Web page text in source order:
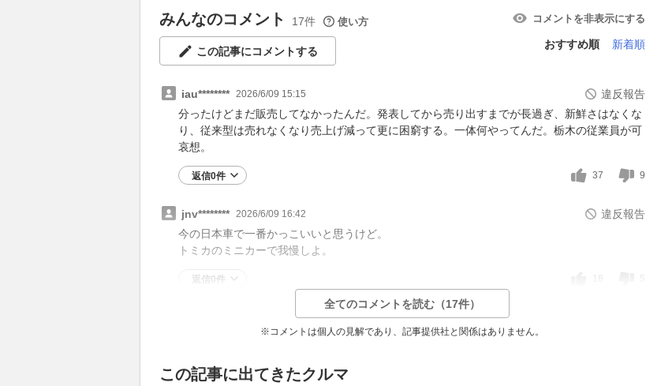
みんなのコメント 17件 使い方 コメントを非表示にする
この記事にコメントする
おすすめ順 新着順
iau******** 2026/6/09 15:15
違反報告
分ったけどまだ販売してなかったんだ。発表してから売り出すまでが長過ぎ、新鮮さはなくな
り、従来型は売れなくなり売上げ減って更に困窮する。一体何やってんだ。栃木の従業員が可
哀想。
返信0件 37 9
jnv******** 2026/6/09 16:42
違反報告
今の日本車で一番かっこいいと思うけど。
トミカのミニカーで我慢しよ。
返信0件 5
全てのコメントを読む（17件）
※コメントは個人の見解であり、記事提供社と関係はありません。
この記事に出てきたクルマ